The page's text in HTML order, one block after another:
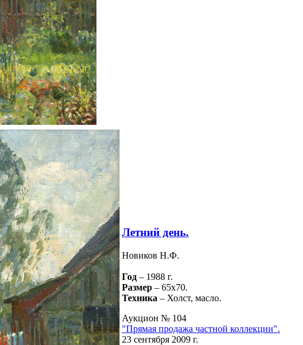
Летний день.
Новиков Н.Ф.
Год – 1988 г.
Размер – 65х70.
Техника – Холст, масло.
Аукцион № 104
"Прямая продажа частной коллекции".
23 сентября 2009 г.